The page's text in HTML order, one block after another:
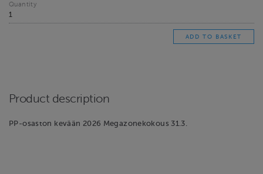
Quantity
Product description
PP-osaston kevään 2026 Megazonekokous 31.3.